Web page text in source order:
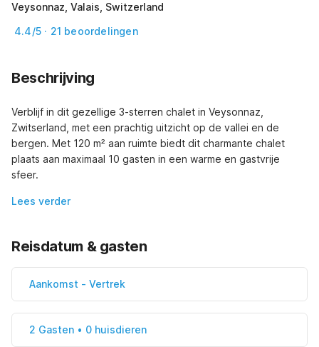
Veysonnaz, Valais, Switzerland
4.4/5 · 21 beoordelingen
Beschrijving
Verblijf in dit gezellige 3-sterren chalet in Veysonnaz,
Zwitserland, met een prachtig uitzicht op de vallei en de
bergen. Met 120 m² aan ruimte biedt dit charmante chalet
plaats aan maximaal 10 gasten in een warme en gastvrije
sfeer.
Lees verder
Reisdatum & gasten
Aankomst - Vertrek
2 Gasten • 0 huisdieren